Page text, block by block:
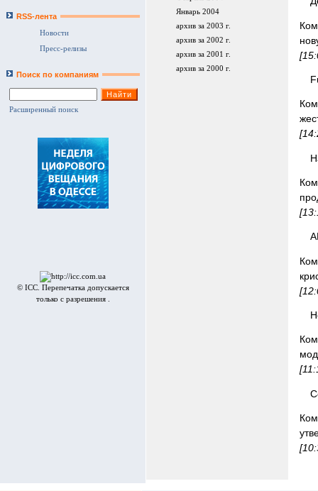
RSS-лента
Новости
Пресс-релизы
Поиск по компаниям
Расширенный поиск
© ICC. Перепечатка допускается
только с разрешения .
Январь 2004
архив за 2003 г.
архив за 2002 г.
архив за 2001 г.
архив за 2000 г.